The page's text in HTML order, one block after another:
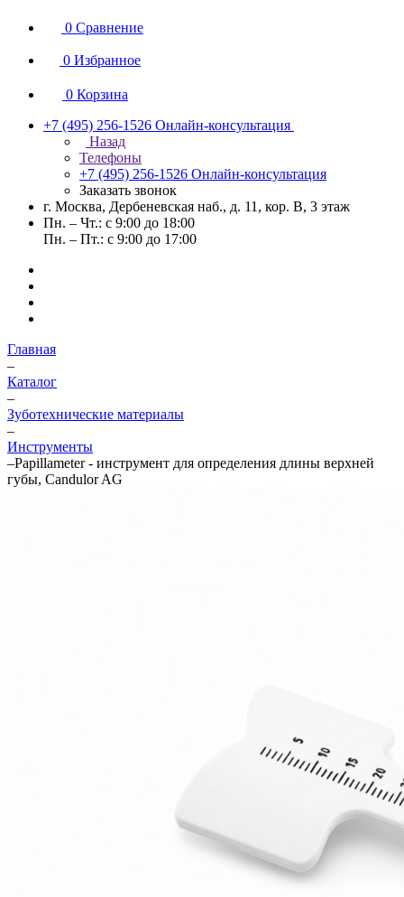
0 Сравнение
0 Избранное
0 Корзина
+7 (495) 256-1526 Онлайн-консультация
Назад
Телефоны
+7 (495) 256-1526 Онлайн-консультация
Заказать звонок
г. Москва, Дербеневская наб., д. 11, кор. В, 3 этаж
Пн. – Чт.: с 9:00 до 18:00
Пн. – Пт.: с 9:00 до 17:00
Главная
–
Каталог
–
Зуботехнические материалы
–
Инструменты
–Papillameter - инструмент для определения длины верхней
губы, Candulor AG